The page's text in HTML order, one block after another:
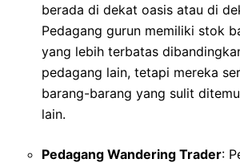
berada di dekat oasis atau di
Pedagang gurun memiliki stok
yang lebih terbatas
pedagang lain, tetapi mereka
barang-barang yang sulit
lain.
Pedagang Wandering Trader: